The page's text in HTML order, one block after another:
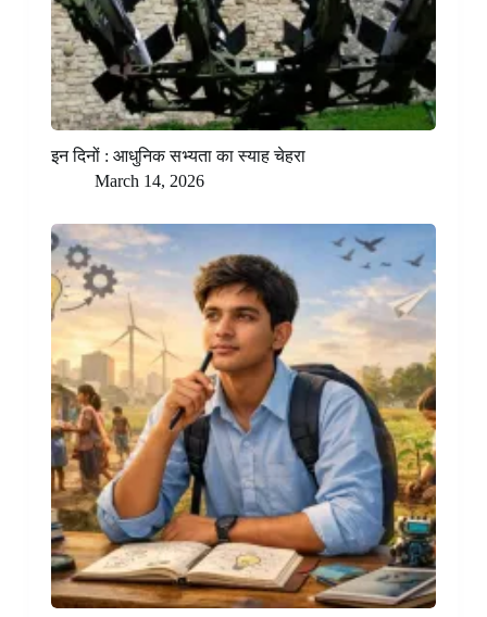
इन दिनों : आधुनिक सभ्यता का स्याह चेहरा
March 14, 2026